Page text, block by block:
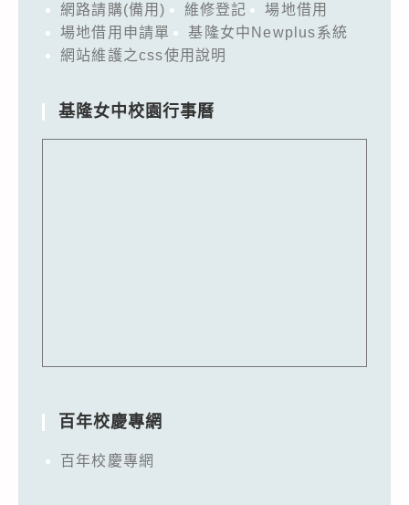
網路請購(備用)
維修登記
場地借用
場地借用申請單
基隆女中Newplus系統
網站維護之css使用說明
基隆女中校園行事曆
百年校慶專網
百年校慶專網